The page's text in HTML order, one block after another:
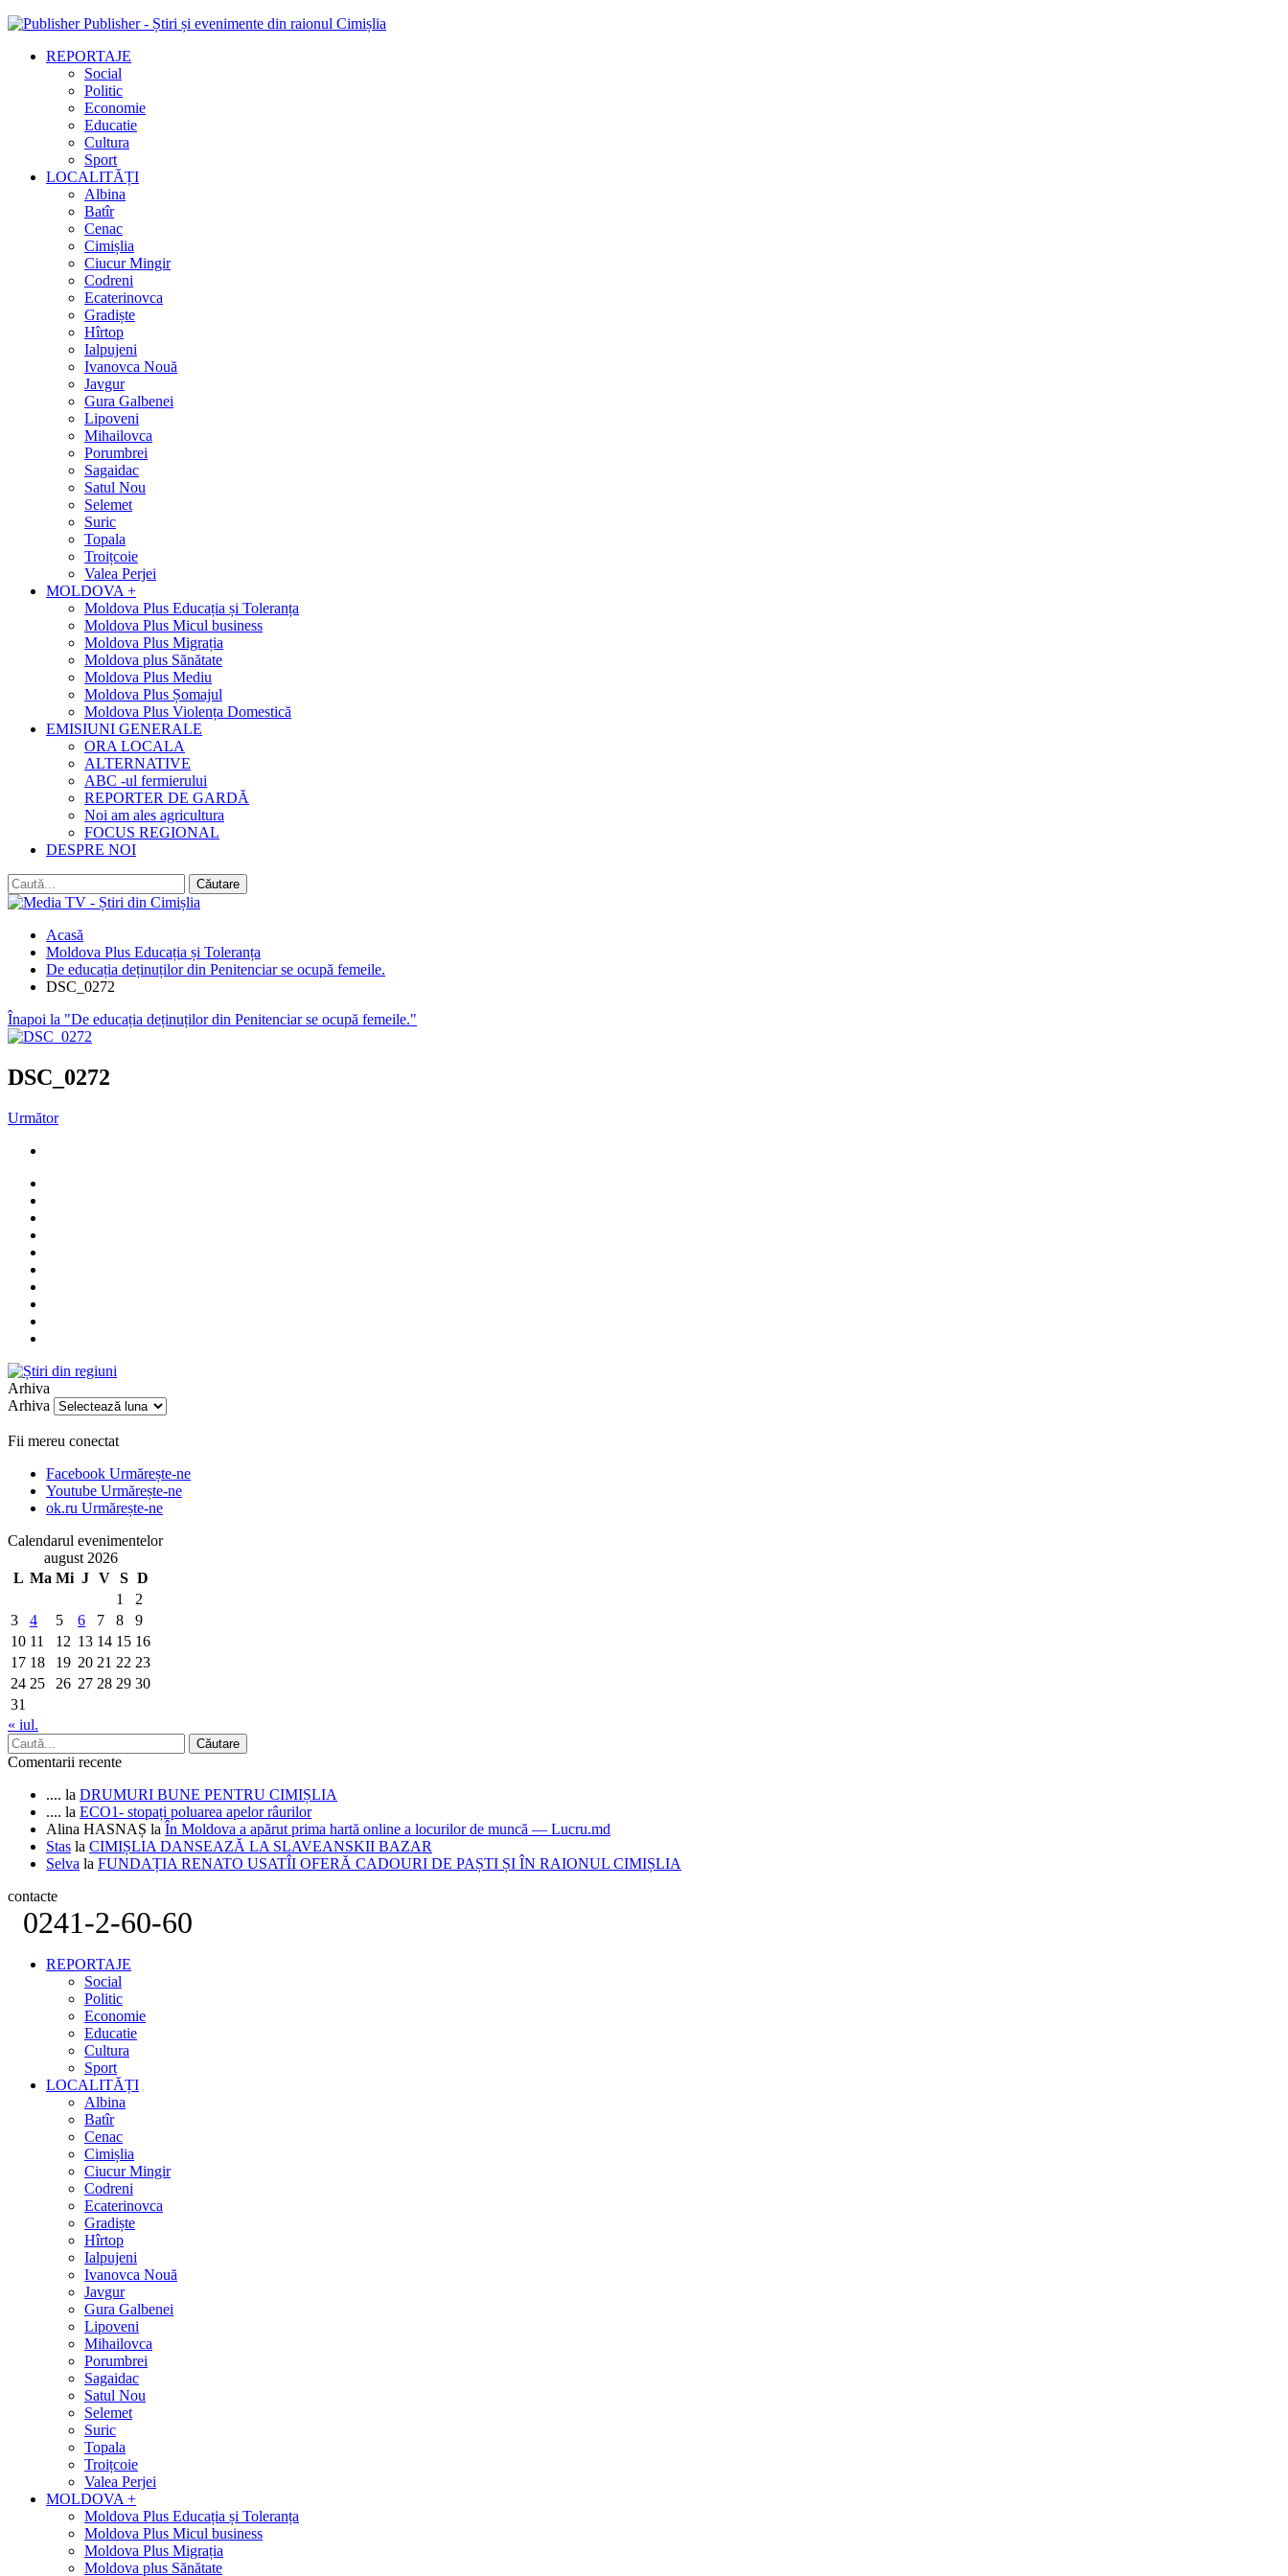
Publisher - Știri și evenimente din raionul Cimișlia
REPORTAJE
Social
Politic
Economie
Educatie
Cultura
Sport
LOCALITĂȚI
Albina
Batîr
Cenac
Cimișlia
Ciucur Mingir
Codreni
Ecaterinovca
Gradiște
Hîrtop
Ialpujeni
Ivanovca Nouă
Javgur
Gura Galbenei
Lipoveni
Mihailovca
Porumbrei
Sagaidac
Satul Nou
Selemet
Suric
Topala
Troițcoie
Valea Perjei
MOLDOVA +
Moldova Plus Educația și Toleranța
Moldova Plus Micul business
Moldova Plus Migrația
Moldova plus Sănătate
Moldova Plus Mediu
Moldova Plus Șomajul
Moldova Plus Violența Domestică
EMISIUNI GENERALE
ORA LOCALA
ALTERNATIVE
ABC -ul fermierului
REPORTER DE GARDĂ
Noi am ales agricultura
FOCUS REGIONAL
DESPRE NOI
Acasă
Moldova Plus Educația și Toleranța
De educația deținuților din Penitenciar se ocupă femeile.
DSC_0272
Înapoi la "De educația deținuților din Penitenciar se ocupă femeile."
DSC_0272
Următor
Arhiva
Arhiva
Fii mereu conectat
Facebook Urmărește-ne
Youtube Urmărește-ne
ok.ru Urmărește-ne
Calendarul evenimentelor
august 2026
L Ma Mi J V S D
1
2
3
4 5 6 7 8
9
10 11 12 13 14 15 16
17 18 19 20 21 22 23
24 25 26 27 28 29 30
31
« iul.
Comentarii recente
.... la DRUMURI BUNE PENTRU CIMIȘLIA
.... la ECO1- stopați poluarea apelor râurilor
Alina HASNAȘ la În Moldova a apărut prima hartă online a locurilor de muncă — Lucru.md
Stas la CIMIȘLIA DANSEAZĂ LA SLAVEANSKII BAZAR
Selva la FUNDAȚIA RENATO USATÎI OFERĂ CADOURI DE PAȘTI ȘI ÎN RAIONUL CIMIȘLIA
contacte
0241-2-60-60
REPORTAJE
Social
Politic
Economie
Educatie
Cultura
Sport
LOCALITĂȚI
Albina
Batîr
Cenac
Cimișlia
Ciucur Mingir
Codreni
Ecaterinovca
Gradiște
Hîrtop
Ialpujeni
Ivanovca Nouă
Javgur
Gura Galbenei
Lipoveni
Mihailovca
Porumbrei
Sagaidac
Satul Nou
Selemet
Suric
Topala
Troițcoie
Valea Perjei
MOLDOVA +
Moldova Plus Educația și Toleranța
Moldova Plus Micul business
Moldova Plus Migrația
Moldova plus Sănătate